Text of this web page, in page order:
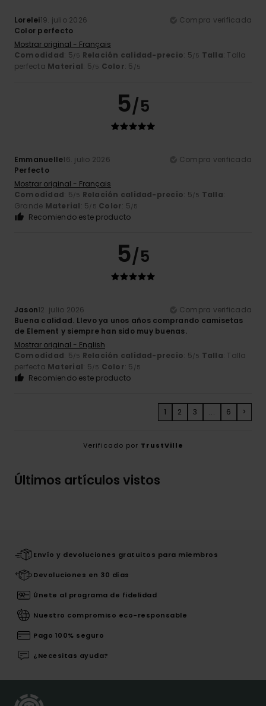
Lorelei19. julio 2026
Compra verificada
Color perfecto
Mostrar original - Français
Comodidad: 5/5 Relación calidad-precio: 5/5 Talla: Talla
perfecta Material: 5/5 Color: 5 /5
5/5
Emmanuelle16. julio 2026
Compra verificada
Perfecto
Mostrar original - Français
Comodidad: 5/5 Relación calidad-precio: 5/5 Talla:
Grande Material: 5/5 Color: 5/5
Recomiendo este producto
5/5
Jason12. julio 2026
Compra verificada
Buena calidad. Llevo ya unos años comprando camisetas
de Element y siempre han sido muy buenas.
Mostrar original - English
Comodidad: 5/5 Relación calidad-precio: 5/5 Talla: Talla
perfecta Material: 5/5 Color: 5 /5
Recomiendo este producto
1 2 3 ... 6 >
Verificado por TrustVille
Últimos artículos vistos
Envío y devoluciones gratuitos para miembros
Devoluciones en 30 días
Únete al programa de fidelidad
Nuestro compromiso eco-responsable
Pago 100% seguro
¿Necesitas ayuda?